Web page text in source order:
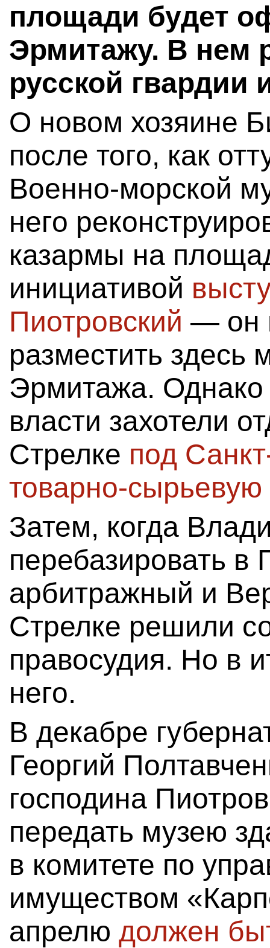
площади будет
Эрмитажу. В нем
русской гвардии
О новом хозяине
после того, как
Военно-морской
него
казармы на
инициативой
Пиотровский — он
разместить здесь
Эрмитажа.
власти захотели
Стрелке под
товарно-сырьевую
Затем, когда
перебазировать
арбитражный и
Стрелке решили
правосудия. Но в
него.
В декабре
Георгий
господина
передать музею
в комитете по
имуществом
апрелю должен